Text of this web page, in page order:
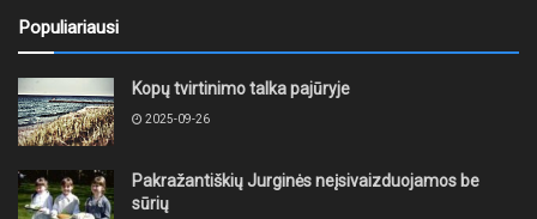
Populiariausi
Kopų tvirtinimo talka pajūryje
2025-09-26
Pakražantiškių Jurginės neįsivaizduojamos be
sūrių